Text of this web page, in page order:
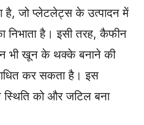
है, जो प्लेटलेट्स के उत्पादन में
निभाता है। इसी तरह, कैफीन
भी खून के थक्के बनाने की
कर सकता है। इस
स्थिति को और जटिल बना